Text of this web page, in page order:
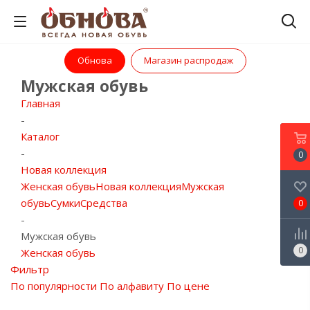
Обнова Магазин распродаж
Мужская обувь
Главная
-
Каталог
-
Новая коллекция
Женская обувьНовая коллекцияМужская
обувьСумкиСредства
-
Мужская обувь
Женская обувь
Фильтр
По популярности По алфавиту По цене
0
0
0